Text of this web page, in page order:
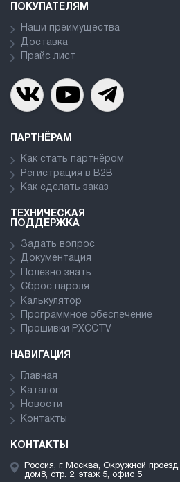
ПОКУПАТЕЛЯМ
Наши преимущества
Доставка
Прайс лист
ПАРТНЁРАМ
Как стать партнёром
Регистрация в В2В
Как сделать заказ
ТЕХНИЧЕСКАЯ
ПОДДЕРЖКА
Задать вопрос
Документация
Полезно знать
Сброс пароля
Калькулятор
Программное обеспечение
Прошивки PXCCTV
НАВИГАЦИЯ
Главная
Каталог
Новости
Контакты
КОНТАКТЫ
Россия, г. Москва, Окружной проезд,
дом8, стр. 2, этаж 5, офис 5